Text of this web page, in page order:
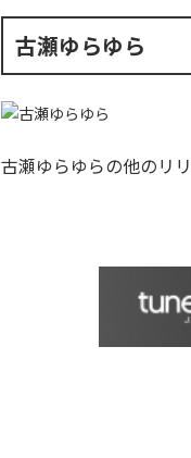
古瀬ゆらゆら
古瀬ゆらゆらの他のリ